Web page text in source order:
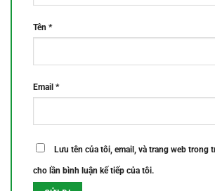
Tên *
Email *
Lưu tên của tôi, email, và trang web trong
cho lần bình luận kế tiếp của tôi.